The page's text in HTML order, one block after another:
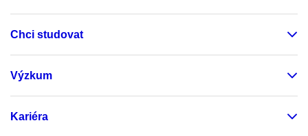
Chci studovat
Výzkum
Kariéra